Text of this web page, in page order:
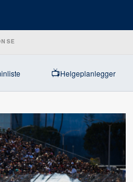
📺Helgeplanlegger